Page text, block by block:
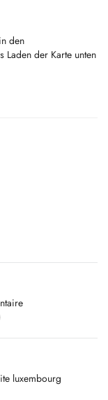
den
Laden der Karte unten
luxembourg